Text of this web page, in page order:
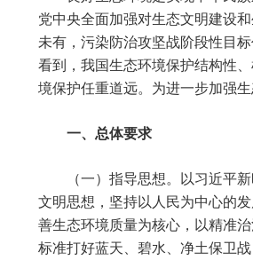
党中央全面加强对生态文明建设
未有，污染防治攻坚战阶段性目
看到，我国生态环境保护结构性
境保护任重道远。为进一步加强
一、总体要求
（一）指导思想。以习近平
文明思想，坚持以人民为中心的
善生态环境质量为核心，以精准
标准打好蓝天、碧水、净土保卫